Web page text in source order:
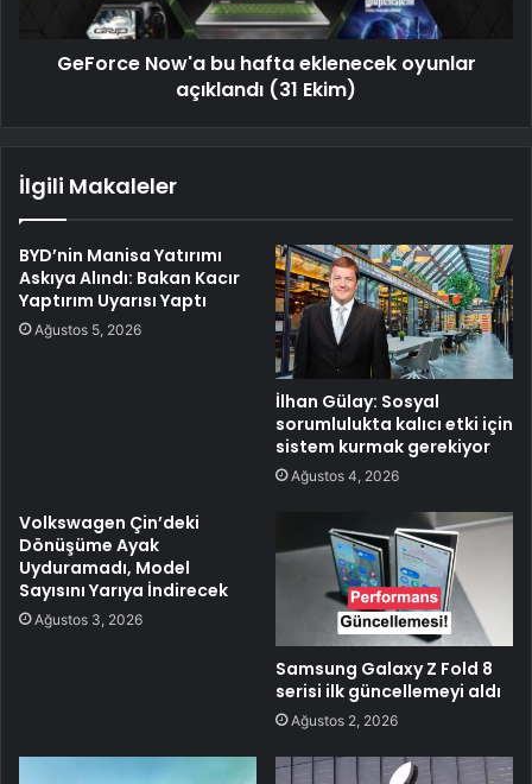
GeForce Now'a bu hafta eklenecek oyunlar
açıklandı (31 Ekim)
İlgili Makaleler
BYD’nin Manisa Yatırımı
Askıya Alındı: Bakan Kacır
Yaptırım Uyarısı Yaptı
Ağustos 5, 2026
İlhan Gülay: Sosyal
sorumlulukta kalıcı etki için
sistem kurmak gerekiyor
Ağustos 4, 2026
Volkswagen Çin’deki
Dönüşüme Ayak
Uyduramadı, Model
Sayısını Yarıya İndirecek
Ağustos 3, 2026
Samsung Galaxy Z Fold 8
serisi ilk güncellemeyi aldı
Ağustos 2, 2026